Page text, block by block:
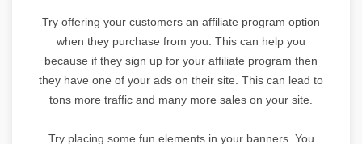
Try offering your customers an affiliate program option
when they purchase from you. This can help you
because if they sign up for your affiliate program then
they have one of your ads on their site. This can lead to
tons more traffic and many more sales on your site.
Try placing some fun elements in your banners. You